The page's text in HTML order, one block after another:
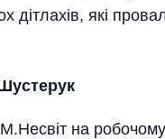
дітлахів, які
М.Несвіт на робочому